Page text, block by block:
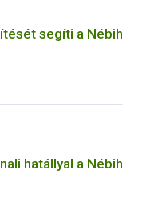
segíti a Nébih
hatállyal a Nébih